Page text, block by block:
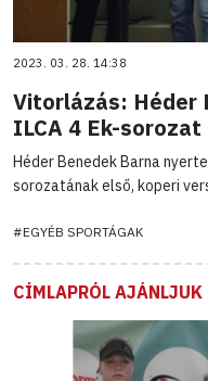
2023. 03. 28. 14:38
Vitorlázás: Héder
ILCA 4 Ek-
Héder Benedek Barna
sorozatának első, koperi
#EGYÉB SPORTÁGAK
CÍMLAPRÓL AJÁNLJUK